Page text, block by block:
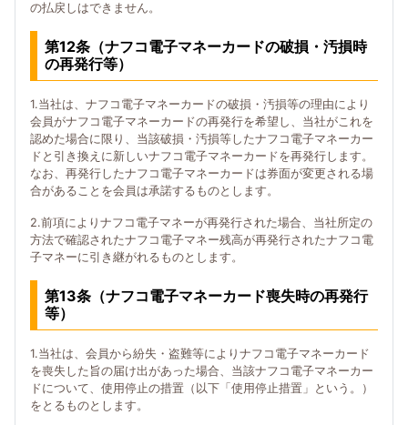
の払戻しはできません。
第12条（ナフコ電子マネーカードの破損・汚損時
の再発行等）
1.当社は、ナフコ電子マネーカードの破損・汚損等の理由により
会員がナフコ電子マネーカードの再発行を希望し、当社がこれを
認めた場合に限り、当該破損・汚損等したナフコ電子マネーカー
ドと引き換えに新しいナフコ電子マネーカードを再発行します。
なお、再発行したナフコ電子マネーカードは券面が変更される場
合があることを会員は承諾するものとします。
2.前項によりナフコ電子マネーが再発行された場合、当社所定の
方法で確認されたナフコ電子マネー残高が再発行されたナフコ電
子マネーに引き継がれるものとします。
第13条（ナフコ電子マネーカード喪失時の再発行
等）
1.当社は、会員から紛失・盗難等によりナフコ電子マネーカード
を喪失した旨の届け出があった場合、当該ナフコ電子マネーカー
ドについて、使用停止の措置（以下「使用停止措置」という。）
をとるものとします。